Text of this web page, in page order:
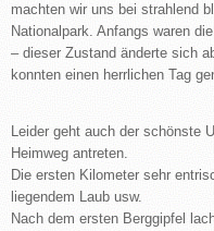
machten wir uns bei strahlend
Nationalpark. Anfangs waren
– dieser Zustand änderte sich
konnten einen herrlichen Tag
Leider geht auch der schönste
Heimweg antreten.
Die ersten Kilometer sehr
liegendem Laub usw.
Nach dem ersten Berggipfel